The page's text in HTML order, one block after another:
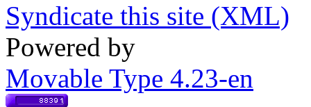
Syndicate this site (XML)
Powered by
Movable Type 4.23-en